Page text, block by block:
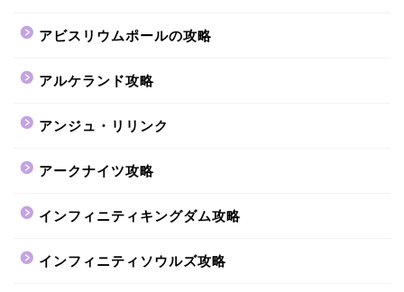
アビスリウムポールの攻略
アルケランド攻略
アンジュ・リリンク
アークナイツ攻略
インフィニティキングダム攻略
インフィニティソウルズ攻略